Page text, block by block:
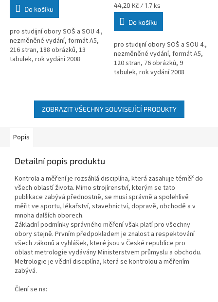
Do košíku
pro studijní obory SOŠ a SOU 4.,
nezměněné vydání, formát A5,
216 stran, 188 obrázků, 13
tabulek, rok vydání 2008
Měrná
cena:
44,20 Kč / 1.7 ks
Do košíku
pro studijní obory SOŠ a SOU 4.,
nezměněné vydání, formát A5,
120 stran, 76 obrázků, 9
tabulek, rok vydání 2008
ZOBRAZIT VŠECHNY SOUVISEJÍCÍ PRODUKTY
Popis
Detailní popis produktu
Kontrola a měření je rozsáhlá disciplína, která zasahuje téměř do
všech oblastí života. Mimo strojírenství, kterým se tato
publikace zabývá přednostně, se musí správně a spolehlivě
měřit ve sportu, lékařství, stavebnictví, dopravě, obchodě a v
mnoha dalších oborech.
Základní podmínky správného měření však platí pro všechny
obory stejně. Prvním předpokladem je znalost a respektování
všech zákonů a vyhlášek, které jsou v České republice pro
oblast metrologie vydávány Ministerstvem průmyslu a obchodu.
Metrologie je vědní disciplína, která se kontrolou a měřením
zabývá.
Člení se na: